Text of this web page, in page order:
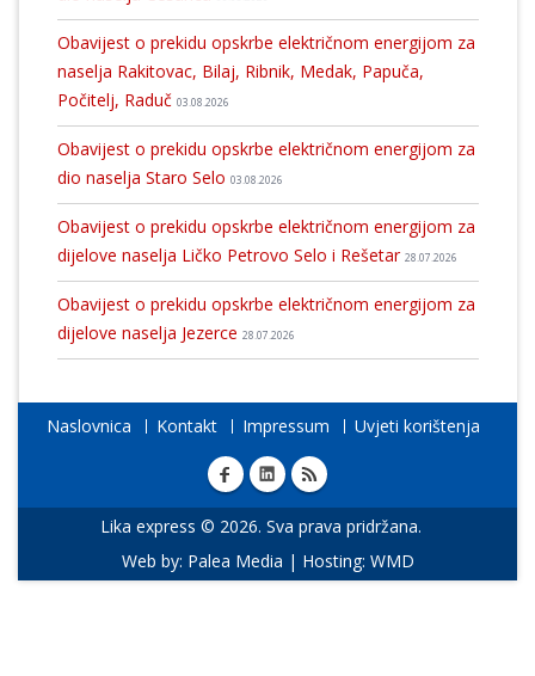
Obavijest o prekidu opskrbe električnom energijom za
naselja Rakitovac, Bilaj, Ribnik, Medak, Papuča,
Počitelj, Raduč 03.08.2026
Obavijest o prekidu opskrbe električnom energijom za
dio naselja Staro Selo 03.08.2026
Obavijest o prekidu opskrbe električnom energijom za
dijelove naselja Ličko Petrovo Selo i Rešetar 28.07.2026
Obavijest o prekidu opskrbe električnom energijom za
dijelove naselja Jezerce 28.07.2026
Naslovnica Kontakt Impressum Uvjeti korištenja
Lika express © 2026. Sva prava pridržana.
Web by: Palea Media | Hosting: WMD